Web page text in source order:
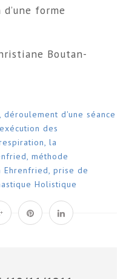
forme
Boutan-
, déroulement d'une séance
exécution des
, la
, méthode
Ehrenfried, prise de
Holistique